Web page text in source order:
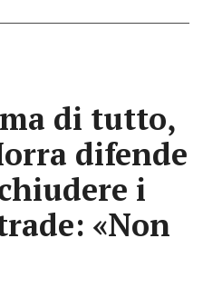
di tutto,
difende
i
«Non